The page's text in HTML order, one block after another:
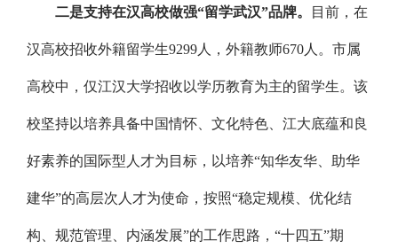
二是支持在汉高校做强“留学武汉”品牌。 目前，在
汉高校招收外籍留学生9299人，外籍教师670人。市属
高校中，仅江汉大学招收以学历教育为主的留学生。该
校坚持以培养具备中国情怀、文化特色、江大底蕴和良
好素养的国际型人才为目标，以培养“知华友华、助华
建华”的高层次人才为使命，按照“稳定规模、优化结
构、规范管理、内涵发展”的工作思路，“十四五”期